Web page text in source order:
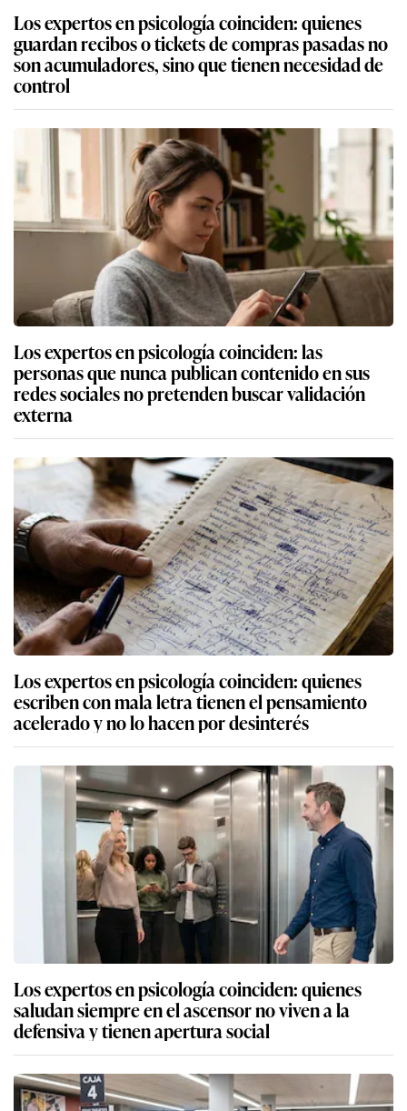
Los expertos en psicología coinciden: quienes
guardan recibos o tickets de compras pasadas no
son acumuladores, sino que tienen necesidad de
control
Los expertos en psicología coinciden: las
personas que nunca publican contenido en sus
redes sociales no pretenden buscar validación
externa
Los expertos en psicología coinciden: quienes
escriben con mala letra tienen el pensamiento
acelerado y no lo hacen por desinterés
Los expertos en psicología coinciden: quienes
saludan siempre en el ascensor no viven a la
defensiva y tienen apertura social